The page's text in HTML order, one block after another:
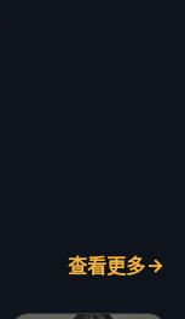
查看更多